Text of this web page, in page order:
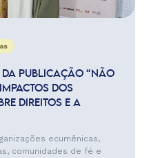
DA PUBLICAÇÃO “NÃO
DOS
DIREITOS E A
ecumênicas,
comunidades de fé e